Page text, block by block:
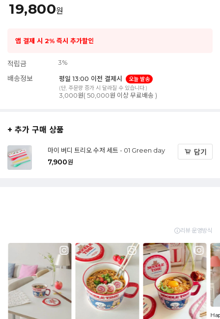
19,800원
앱 결제 시 2% 즉시 추가할인
적립금 3%
배송정보 평일 13:00 이전 결제시
오늘 발송
(단, 주문량 증가 시 달라질 수 있습니다.)
3,000원( 50,000원 이상 무료배송 )
+ 추가 구매 상품
마이 버디 트리오 수저 세트 - 01 Green day
7,900원
담기